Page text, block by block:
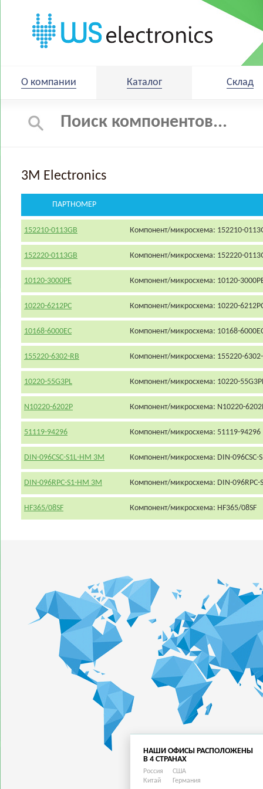
О компании Каталог Склад
3M Electronics
ПАРТНОМЕР
152210-0113GB Компонент/микросхема: 152210-
152220-0113GB Компонент/микросхема: 152220-
10120-3000PE Компонент/микросхема: 10120-
10220-6212PC Компонент/микросхема: 10220-
10168-6000EC Компонент/микросхема: 10168-
155220-6302-RB Компонент/микросхема: 155220-
10220-55G3PL Компонент/микросхема: 10220-
N10220-6202P Компонент/микросхема: N10220-
51119-94296 Компонент/микросхема: 51119-94296
DIN-096CSC-S1L-HM 3M Компонент/микросхема: DIN-096CSC-
DIN-096RPC-S1-HM 3M Компонент/микросхема: DIN-096RPC-
HF365/08SF Компонент/микросхема: HF365/08SF
НАШИ ОФИСЫ РАСПОЛОЖЕНЫ
В 4 СТРАНАХ
Россия
Китай
США
Германия